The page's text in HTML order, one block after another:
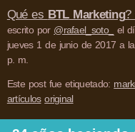
Qué es BTLMarketing?
escrito por @rafael_soto_
el
jueves 1 de junio de 2017 a
p. m.
Este post fue etiquetado:
artículos original